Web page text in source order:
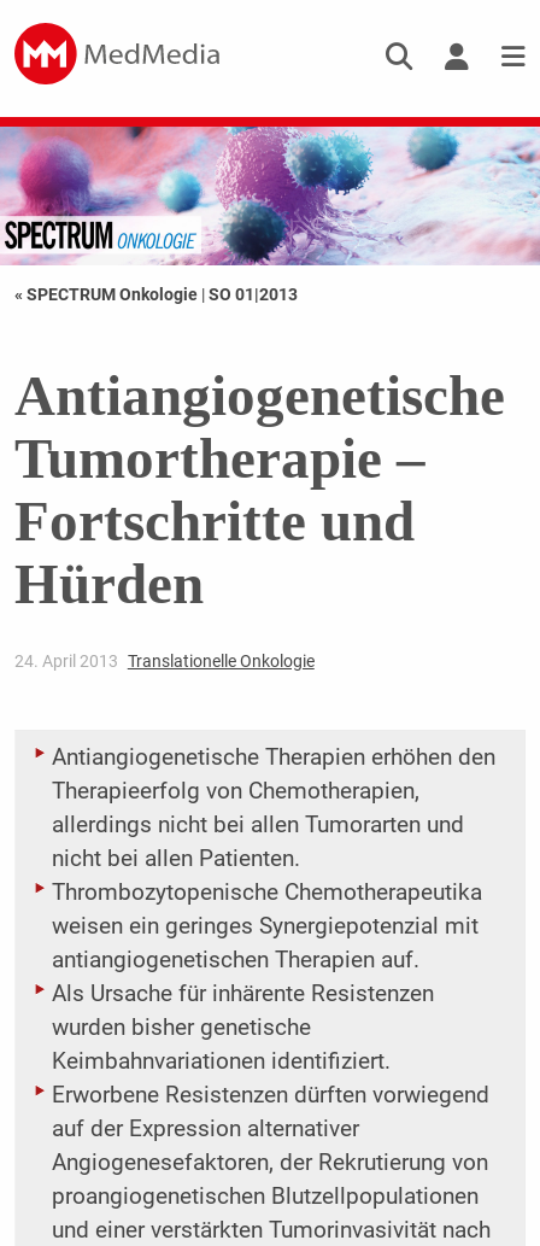
« SPECTRUM Onkologie |SO 01|2013
Antiangiogenetische
Tumortherapie –
Fortschritte und
Hürden
24. April 2013 Translationelle Onkologie
Antiangiogenetische Therapien erhöhen den
Therapieerfolg von Chemotherapien,
allerdings nicht bei allen Tumorarten und
nicht bei allen Patienten.
Thrombozytopenische Chemotherapeutika
weisen ein geringes Synergiepotenzial mit
antiangiogenetischen Therapien auf.
Als Ursache für inhärente Resistenzen
wurden bisher genetische
Keimbahnvariationen identifiziert.
Erworbene Resistenzen dürften vorwiegend
auf der Expression alternativer
Angiogenesefaktoren, der Rekrutierung von
proangiogenetischen Blutzellpopulationen
und einer verstärkten Tumorinvasivität nach